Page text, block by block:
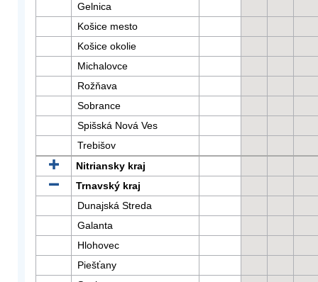
Gelnica
Košice mesto
Košice okolie
Michalovce
Rožňava
Sobrance
Spišská Nová Ves
Trebišov
Nitriansky kraj
Trnavský kraj
Dunajská Streda
Galanta
Hlohovec
Piešťany